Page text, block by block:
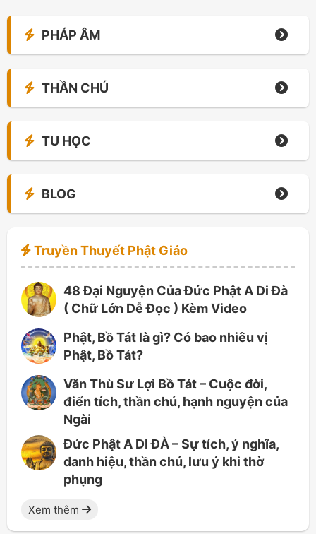
PHÁP ÂM
THẦN CHÚ
TU HỌC
BLOG
Truyền Thuyết Phật Giáo
48 Đại Nguyện Của Đức Phật A Di Đà
( Chữ Lớn Dễ Đọc ) Kèm Video
Phật, Bồ Tát là gì? Có bao nhiêu vị
Phật, Bồ Tát?
Văn Thù Sư Lợi Bồ Tát – Cuộc đời,
điển tích, thần chú, hạnh nguyện của
Ngài
Đức Phật A DI ĐÀ – Sự tích, ý nghĩa,
danh hiệu, thần chú, lưu ý khi thờ
phụng
Xem thêm